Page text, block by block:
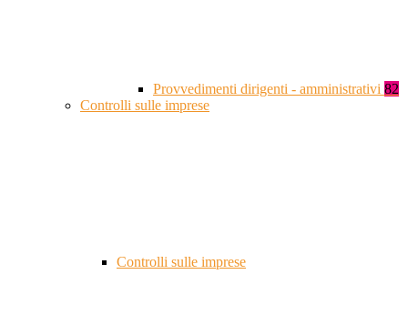
Provvedimenti dirigenti - amministrativi 82
Controlli sulle imprese
Controlli sulle imprese